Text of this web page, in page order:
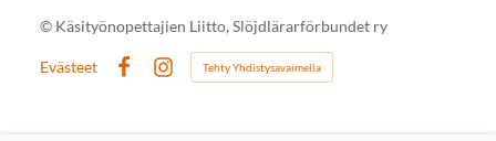
© Käsityönopettajien Liitto, Slöjdlärarförbundet ry
Evästeet
Instagram
Tehty Yhdistysavaimella